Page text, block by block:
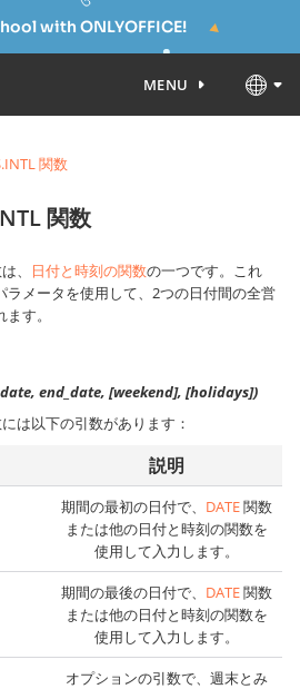
with ONLYOFFICE!
MENU
関数
関数
、 日付と時刻の関数の一つです。これ
ラメータを使用して、2つの日付間の全営
す。
end_date, [weekend], [holidays])
は以下の引数があります：
説明
期間の最初の日付で、 DATE関数
または他の日付と時刻の関数を
使用して入力します。
期間の最後の日付で、 DATE関数
または他の日付と時刻の関数を
使用して入力します。
オプションの引数で、週末とみ